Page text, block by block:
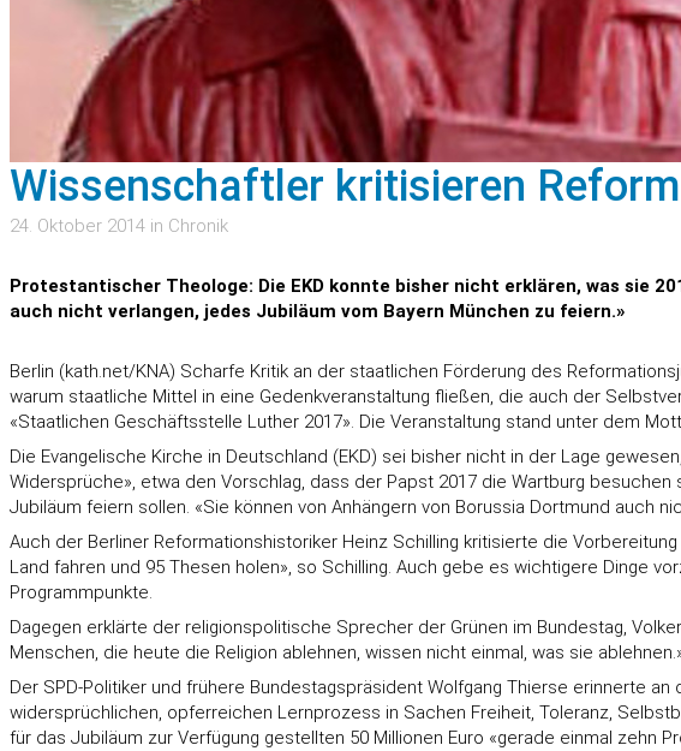
Wissenschaftler kritisieren
24. Oktober 2014 in Chronik
Protestantischer Theologe: Die EKD konnte bisher nicht erklären, was sie
auch nicht verlangen, jedes Jubiläum vom Bayern München zu feiern.»
Berlin (kath.net/KNA) Scharfe Kritik an der staatlichen Förderung des
warum staatliche Mittel in eine Gedenkveranstaltung fließen, die auch der
«Staatlichen Geschäftsstelle Luther 2017». Die Veranstaltung stand unter dem
Die Evangelische Kirche in Deutschland (EKD) sei bisher nicht in der Lage
Widersprüche», etwa den Vorschlag, dass der Papst 2017 die Wartburg
Jubiläum feiern sollen. «Sie können von Anhängern von Borussia Dortmund auch
Auch der Berliner Reformationshistoriker Heinz Schilling kritisierte die
Land fahren und 95 Thesen holen», so Schilling. Auch gebe es wichtigere Dinge
Programmpunkte.
Dagegen erklärte der religionspolitische Sprecher der Grünen im Bundestag,
Menschen, die heute die Religion ablehnen, wissen nicht einmal, was sie
Der SPD-Politiker und frühere Bundestagspräsident Wolfgang Thierse erinnerte
widersprüchlichen, opferreichen Lernprozess in Sachen Freiheit, Toleranz,
für das Jubiläum zur Verfügung gestellten 50 Millionen Euro «gerade einmal